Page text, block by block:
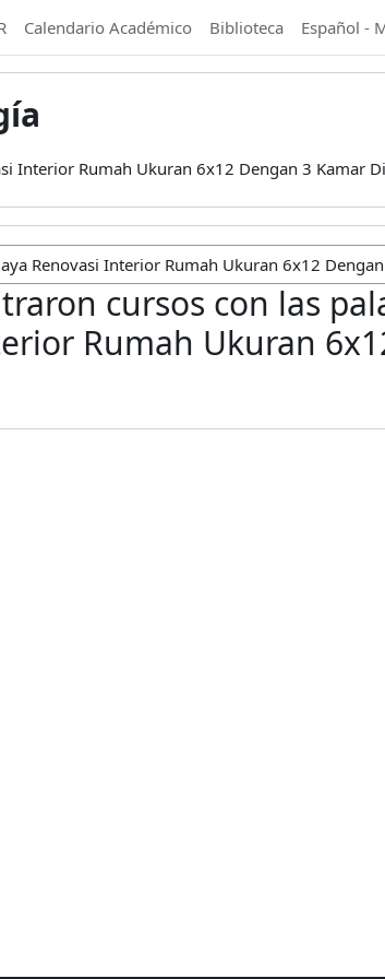
Calendario Académico Biblioteca Español -
Interior Rumah Ukuran 6x12 Dengan 3 Kamar
cursos con las
Rumah Ukuran